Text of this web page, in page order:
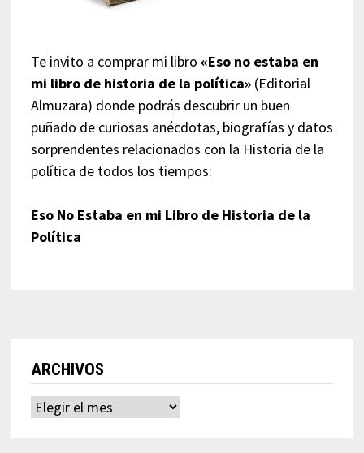
Te invito a comprar mi libro «Eso no estaba en
mi libro de historia de la política»(Editorial
Almuzara) donde podrás descubrir un buen
puñado de curiosas anécdotas, biografías y datos
sorprendentes relacionados con la Historia de la
política de todos los tiempos:
Eso No Estaba en mi Libro de Historia de la
Política
ARCHIVOS
Archivos